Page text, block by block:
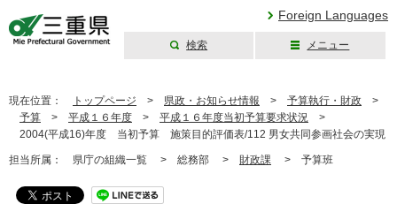
Foreign Languages
検索 メニュー
現在位置： トップページ > 県政・お知らせ情報 > 予算執行・財政 >
予算 > 平成１６年度 > 平成１６年度当初予算要求状況 >
2004(平成16)年度 当初予算 施策目的評価表/112 男女共同参画社会の実現
担当所属： 県庁の組織一覧 > 総務部 > 財政課 > 予算班